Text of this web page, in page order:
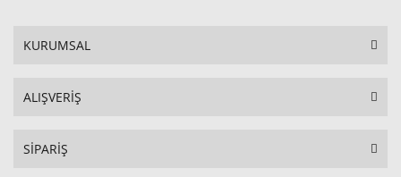
KURUMSAL
ALIŞVERİŞ
SİPARİŞ